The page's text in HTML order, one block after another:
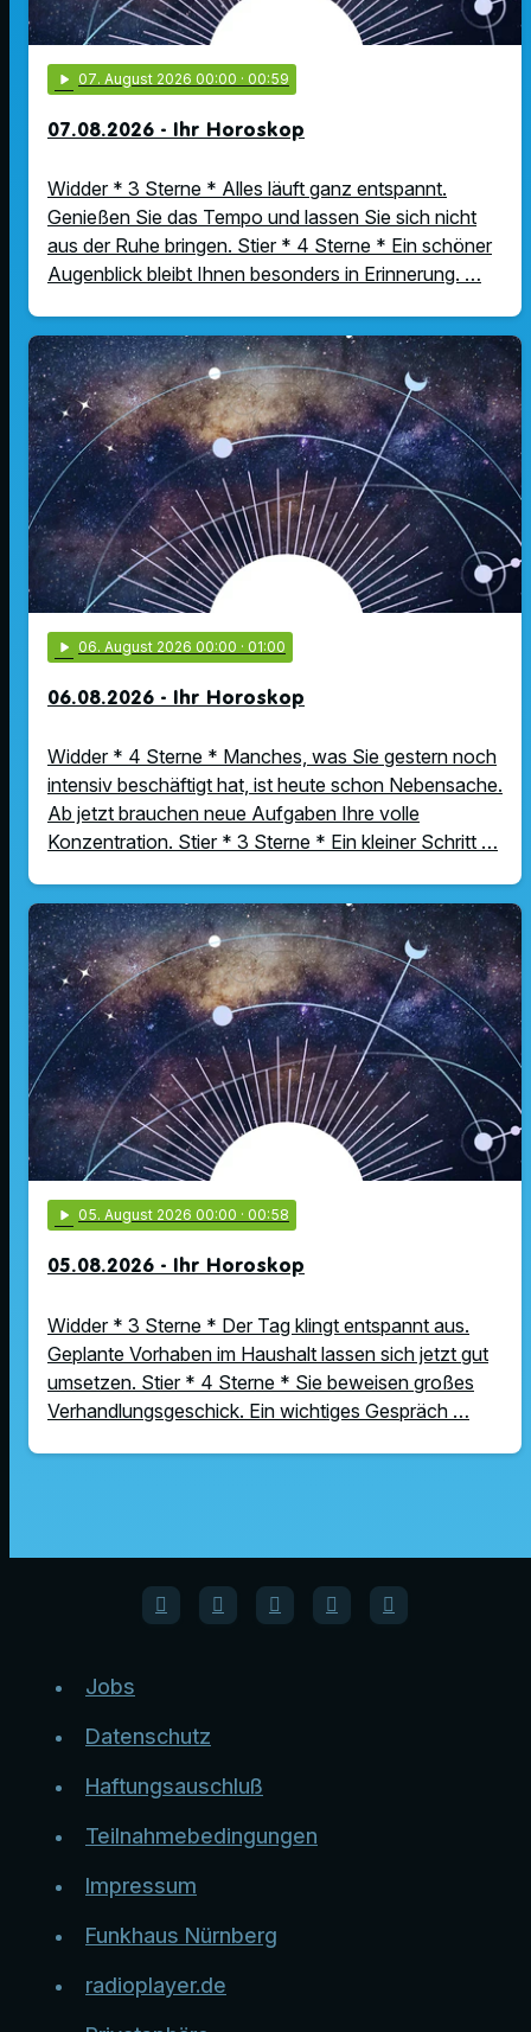
play_arrow 07. August 2026 00:00 · 00:59
07.08.2026 - Ihr Horoskop
Widder * 3 Sterne * Alles läuft ganz entspannt.
Genießen Sie das Tempo und lassen Sie sich nicht
aus der Ruhe bringen. Stier * 4 Sterne * Ein schöner
Augenblick bleibt Ihnen besonders in Erinnerung. …
play_arrow 06. August 2026 00:00 · 01:00
06.08.2026 - Ihr Horoskop
Widder * 4 Sterne * Manches, was Sie gestern noch
intensiv beschäftigt hat, ist heute schon Nebensache.
Ab jetzt brauchen neue Aufgaben Ihre volle
Konzentration. Stier * 3 Sterne * Ein kleiner Schritt …
play_arrow 05. August 2026 00:00 · 00:58
05.08.2026 - Ihr Horoskop
Widder * 3 Sterne * Der Tag klingt entspannt aus.
Geplante Vorhaben im Haushalt lassen sich jetzt gut
umsetzen. Stier * 4 Sterne * Sie beweisen großes
Verhandlungsgeschick. Ein wichtiges Gespräch …
Jobs
Datenschutz
Haftungsauschluß
Teilnahmebedingungen
Impressum
Funkhaus Nürnberg
radioplayer.de